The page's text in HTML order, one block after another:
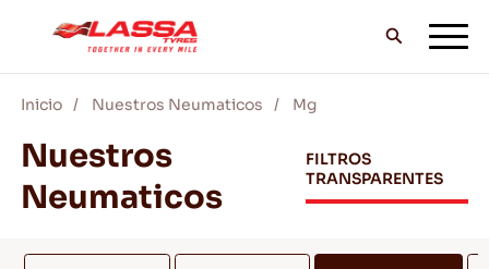
TODOS LOS NEUMÁTICOS LASSA
DISTRIBUIDORES
Inicio Nuestros Neumaticos Mg
Nuestros
Neumaticos
FILTROS
TRANSPARENTES